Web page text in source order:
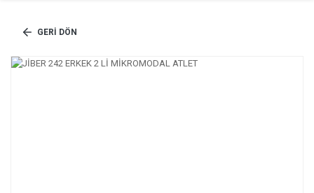
GERI DÖN